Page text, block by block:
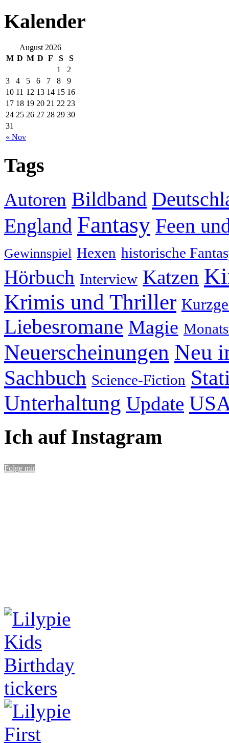
Kalender
August 2026
M D M D F S S
« Nov
1
2
3
4 5 6 7 8
9
10 11 12 13 14 15 16
17 18 19 20 21 22 23
24 25 26 27 28 29 30
31
Tags
Autoren Bildband
England Fantasy Feen
Gewinnspiel Hexen historische
Hörbuch Interview Katzen
Krimis und Thriller
Liebesromane Magie
Neuerscheinungen Neu
Sachbuch Science-Fiction
Unterhaltung Update
Ich auf Instagram
Folge mir